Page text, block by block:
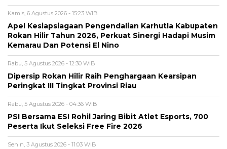
Kamis, 6 Agustus 2026 - 15:23 WIB
Apel Kesiapsiagaan Pengendalian Karhutla Kabupaten
Rokan Hilir Tahun 2026, Perkuat Sinergi Hadapi Musim
Kemarau Dan Potensi El Nino
Rabu, 5 Agustus 2026 - 12:30 WIB
Dipersip Rokan Hilir Raih Penghargaan Kearsipan
Peringkat III Tingkat Provinsi Riau
Rabu, 5 Agustus 2026 - 04:36 WIB
PSI Bersama ESI Rohil Jaring Bibit Atlet Esports, 700
Peserta Ikut Seleksi Free Fire 2026
Senin, 3 Agustus 2026 - 11:03 WIB